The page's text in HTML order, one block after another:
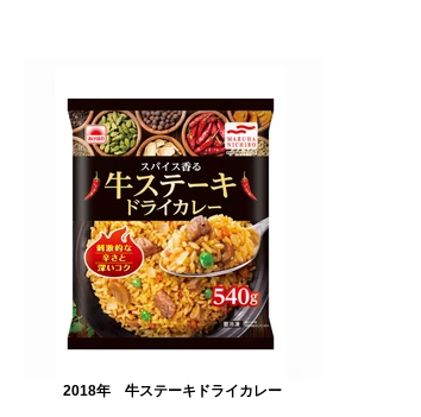
2018年 牛ステーキドライカレー